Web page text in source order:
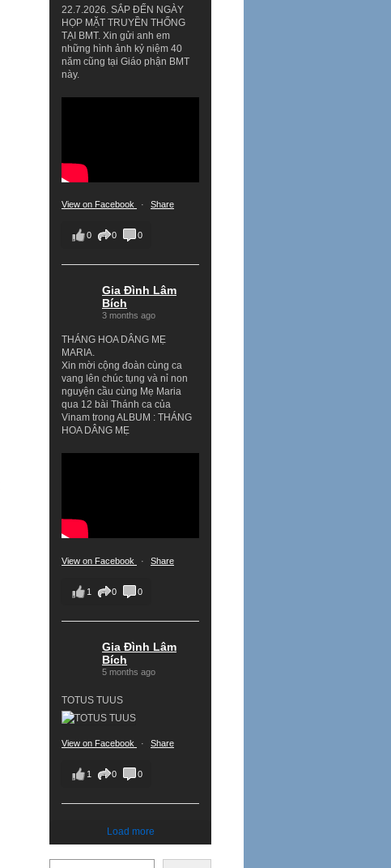
22.7.2026. SẮP ĐẾN NGÀY
HỌP MẶT TRUYỀN THỐNG
TẠI BMT. Xin gửi anh em
những hình ảnh kỷ niệm 40
năm cũng tại Giáo phận BMT
này.
View on Facebook · Share
0 0 0
Gia Đình Lâm
Bích
3 months ago
THÁNG HOA DÂNG MẸ
MARIA.
Xin mời cộng đoàn cùng ca
vang lên chúc tụng và nỉ non
nguyện cầu cùng Mẹ Maria
qua 12 bài Thánh ca của
Vinam trong ALBUM : THÁNG
HOA DÂNG MẸ
View on Facebook · Share
1 0 0
Gia Đình Lâm
Bích
5 months ago
TOTUS TUUS
View on Facebook · Share
1 0 0
Load more